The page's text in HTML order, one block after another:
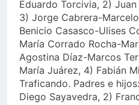
Eduardo Torcivia, 2)
3) Jorge Cabrera-
Benicio Casasco-Ulises
María Corrado Rocha-
Agostina Díaz-Marcos
María Juárez, 4) Fabián
Traficando. Padres e
Diego Sayavedra, 2)